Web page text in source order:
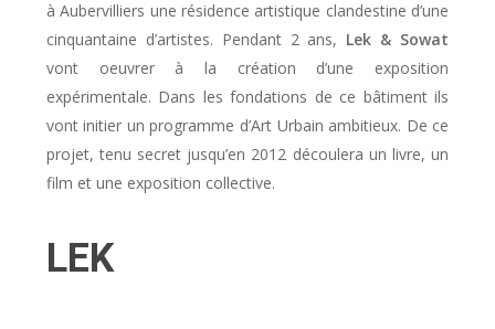
à Aubervilliers une résidence artistique clandestine d’une
cinquantaine d’artistes. Pendant 2 ans, Lek & Sowat
vont oeuvrer à la création d’une exposition
expérimentale. Dans les fondations de ce bâtiment ils
vont initier un programme d’Art Urbain ambitieux. De ce
projet, tenu secret jusqu’en 2012 découlera un livre, un
film et une exposition collective.
LEK